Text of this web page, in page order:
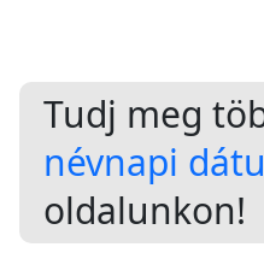
Tudj meg
névnapi
oldalunkon!